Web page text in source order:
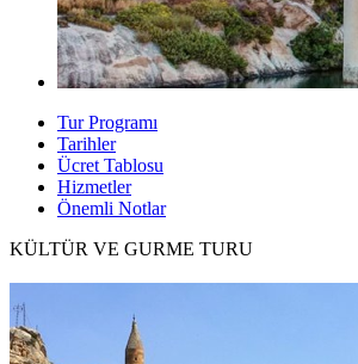
Tur Programı
Tarihler
Ücret Tablosu
Hizmetler
Önemli Notlar
KÜLTÜR VE GURME TURU